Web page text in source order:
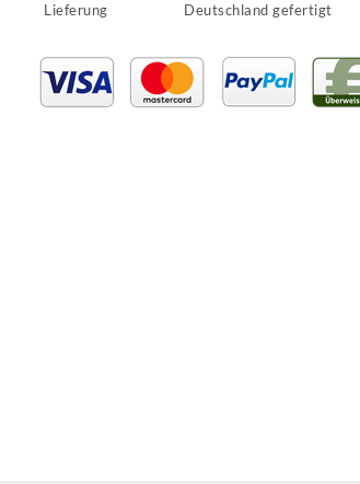
Lieferung
Deutschland gefertigt